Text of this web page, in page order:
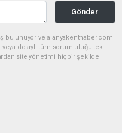
Gönder
bulunuyor ve alanyakenthaber.com
veya dolaylı tüm sorumluluğu tek
site yönetimi hiçbir şekilde